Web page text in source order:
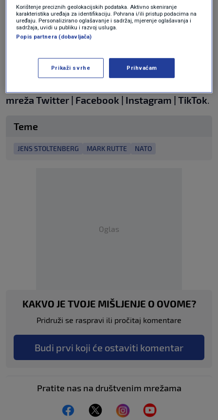
članica. Tradicionalno mjesto glavnog tajnika
pripada nekome iz europskih članica Saveza,
dok je zapovjednik vojnog stožera Amerikanac.
N1 pratite putem aplikacija
mreža Twitter | Facebook | Instagram | TikTok.
Teme
JENS STOLTENBERG MARK RUTTE NATO
Oglas
KAKVO JE TVOJE MIŠLJENJE O OVOME?
Pridruži se raspravi ili pročitaj komentare
Budi prvi koji će ostaviti komentar
Pratite nas na društvenim mrežama
Korištenje preciznih geolokacijskih podataka. Aktivno skeniranje
karakteristika uređaja za identifikaciju. Pohrana i/ili pristup podacima na
uređaju. Personalizirano oglašavanje i sadržaj, mjerenje oglašavanja i
sadržaja, uvidi u publiku i razvoj usluga.
Popis partnera (dobavljača)
Prikaži svrhe Prihvaćam